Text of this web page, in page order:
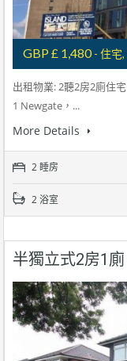
GBP £ 1,480- 住宅
出租物業: 2聽2房2廁住
1 Newgate，...
More Details
2 睡房
2 浴室
半獨立式2房1